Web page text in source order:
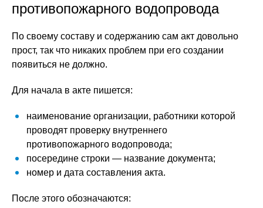
противопожарного водопровода
По своему составу и содержанию сам акт довольно
прост, так что никаких проблем при его создании
появиться не должно.
Для начала в акте пишется:
наименование организации, работники которой
проводят проверку внутреннего
противопожарного водопровода;
посередине строки — название документа;
номер и дата составления акта.
После этого обозначаются: